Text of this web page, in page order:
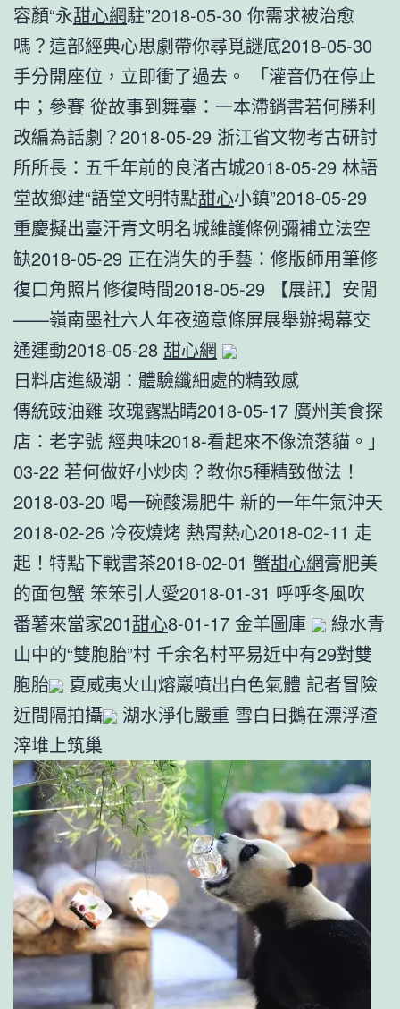
容顏“永甜心網駐”2018-05-30 你需求被治愈
嗎？這部經典心思劇帶你尋覓謎底2018-05-30
手分開座位，立即衝了過去。 「灌音仍在停止
中；參賽 從故事到舞臺：一本滯銷書若何勝利
改編為話劇？2018-05-29 浙江省文物考古研討
所所長：五千年前的良渚古城2018-05-29 林語
堂故鄉建“語堂文明特點甜心小鎮”2018-05-29
重慶擬出臺汗青文明名城維護條例彌補立法空
缺2018-05-29 正在消失的手藝：修版師用筆修
復口角照片修復時間2018-05-29 【展訊】安閒
——嶺南墨社六人年夜適意條屏展舉辦揭幕交
通運動2018-05-28 甜心網
日料店進級潮：體驗纖細處的精致感
傳統豉油雞 玫瑰露點睛2018-05-17 廣州美食探
店：老字號 經典味2018-看起來不像流落貓。」
03-22 若何做好小炒肉？教你5種精致做法！
2018-03-20 喝一碗酸湯肥牛 新的一年牛氣沖天
2018-02-26 冷夜燒烤 熱胃熱心2018-02-11 走
起！特點下戰書茶2018-02-01 蟹甜心網膏肥美
的面包蟹 笨笨引人愛2018-01-31 呼呼冬風吹
番薯來當家201甜心8-01-17 金羊圖庫
綠水青
山中的“雙胞胎”村 千余名村平易近中有29對雙
胞胎
夏威夷火山熔巖噴出白色氣體 記者冒險
近間隔拍攝
湖水淨化嚴重 雪白日鵝在漂浮渣
滓堆上筑巢